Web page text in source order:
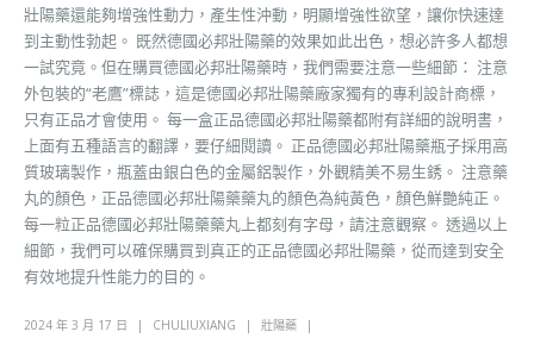
壯陽藥還能夠增強性動力，產生性沖動，明顯增強性欲望，讓你快速達
到主動性勃起。 既然德國必邦壯陽藥的效果如此出色，想必許多人都想
一試究竟。但在購買德國必邦壯陽藥時，我們需要注意一些細節： 注意
外包裝的“老鷹”標誌，這是德國必邦壯陽藥廠家獨有的專利設計商標，
只有正品才會使用。 每一盒正品德國必邦壯陽藥都附有詳細的說明書，
上面有五種語言的翻譯，要仔細閱讀。 正品德國必邦壯陽藥瓶子採用高
質玻璃製作，瓶蓋由銀白色的金屬鋁製作，外觀精美不易生銹。 注意藥
丸的顏色，正品德國必邦壯陽藥藥丸的顏色為純黃色，顏色鮮艷純正。
每一粒正品德國必邦壯陽藥藥丸上都刻有字母，請注意觀察。 透過以上
細節，我們可以確保購買到真正的正品德國必邦壯陽藥，從而達到安全
有效地提升性能力的目的。
2024 年 3 月 17 日 CHULIUXIANG
壯陽藥